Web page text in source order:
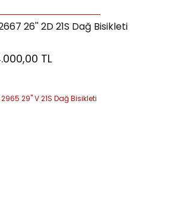
26'' 2D 21S Dağ Bisikleti
TL